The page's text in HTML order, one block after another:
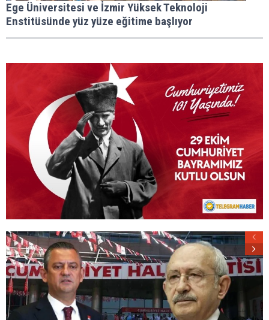
Ege Üniversitesi ve İzmir Yüksek Teknoloji
Enstitüsünde yüz yüze eğitime başlıyor